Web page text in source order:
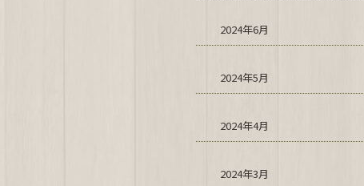
2024年6月
2024年5月
2024年4月
2024年3月